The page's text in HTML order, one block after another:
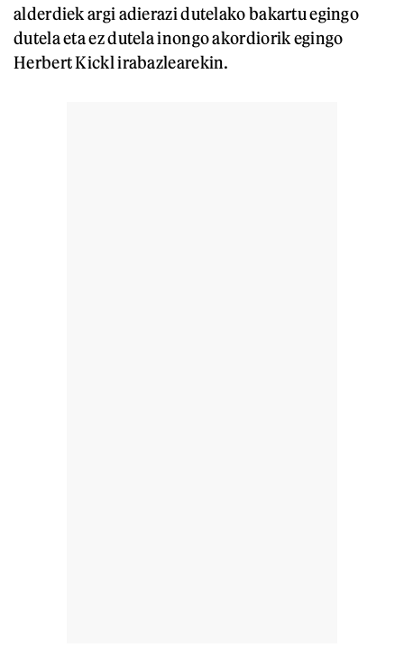
alderdiek argi adierazi dutelako bakartu egingo
dutela eta ez dutela inongo akordiorik egingo
Herbert Kickl irabazlearekin.